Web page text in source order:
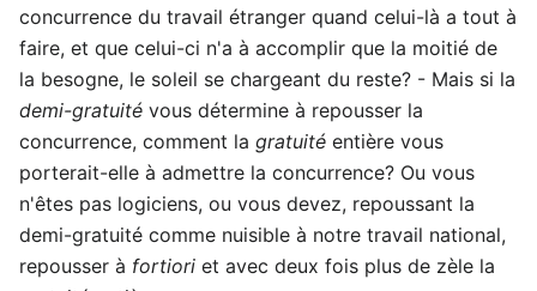
concurrence du travail étranger quand celui-là a tout à
faire, et que celui-ci n'a à accomplir que la moitié de
la besogne, le soleil se chargeant du reste? - Mais si la
demi-gratuité vous détermine à repousser la
concurrence, comment la gratuité entière vous
porterait-elle à admettre la concurrence? Ou vous
n'êtes pas logiciens, ou vous devez, repoussant la
demi-gratuité comme nuisible à notre travail national,
repousser à fortiori et avec deux fois plus de zèle la